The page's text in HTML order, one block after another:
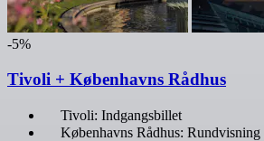
-5%
Tivoli + Københavns Rådhus
Tivoli: Indgangsbillet
Københavns Rådhus: Rundvisning